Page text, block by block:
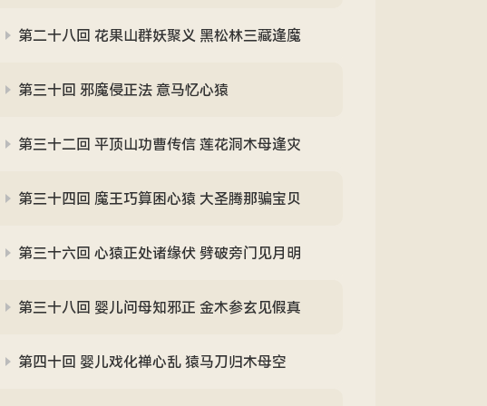
第二十八回 花果山群妖聚义 黑松林三藏逢魔
第三十回 邪魔侵正法 意马忆心猿
第三十二回 平顶山功曹传信 莲花洞木母逢灾
第三十四回 魔王巧算困心猿 大圣腾那骗宝贝
第三十六回 心猿正处诸缘伏 劈破旁门见月明
第三十八回 婴儿问母知邪正 金木参玄见假真
第四十回 婴儿戏化禅心乱 猿马刀归木母空